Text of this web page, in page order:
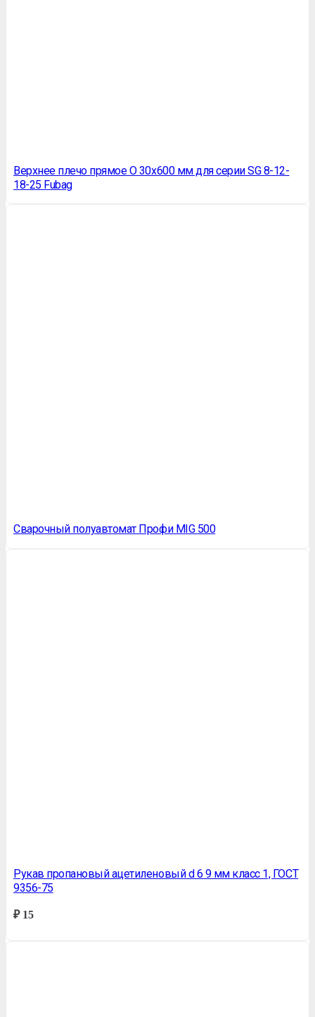
Верхнее плечо прямое O 30х600 мм для серии SG 8-12-
18-25 Fubag
Сварочный полуавтомат Профи MIG 500
Рукав пропановый ацетиленовый d 6 9 мм класс 1, ГОСТ
9356-75
₽15